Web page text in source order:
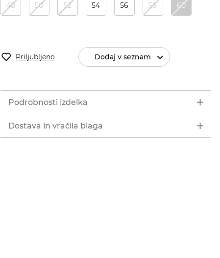
48 50 52 54 56 58 60
Priljubljeno Dodaj v seznam
Podrobnosti izdelka
Dostava in vračila blaga